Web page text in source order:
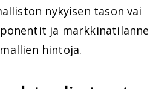
nykyisen tason vai
ja markkinatilanne
hintoja.